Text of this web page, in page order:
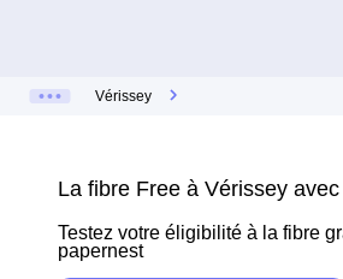
Vérissey
La fibre Free à Vérissey
Testez votre éligibilité à la fibre
papernest